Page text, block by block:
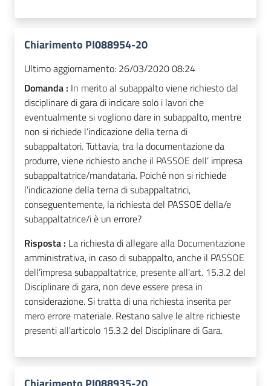
Chiarimento PI088954-20
Ultimo aggiornamento: 26/03/2020 08:24
Domanda : In merito al subappalto viene richiesto dal
disciplinare di gara di indicare solo i lavori che
eventualmente si vogliono dare in subappalto, mentre
non si richiede l’indicazione della terna di
subappaltatori. Tuttavia, tra la documentazione da
produrre, viene richiesto anche il PASSOE dell’ impresa
subappaltatrice/mandataria. Poiché non si richiede
l’indicazione della terna di subappaltatrici,
conseguentemente, la richiesta del PASSOE della/e
subappaltatrice/i è un errore?
Risposta : La richiesta di allegare alla Documentazione
amministrativa, in caso di subappalto, anche il PASSOE
dell’impresa subappaltatrice, presente all'art. 15.3.2 del
Disciplinare di gara, non deve essere presa in
considerazione. Si tratta di una richiesta inserita per
mero errore materiale. Restano salve le altre richieste
presenti all'articolo 15.3.2 del Disciplinare di Gara.